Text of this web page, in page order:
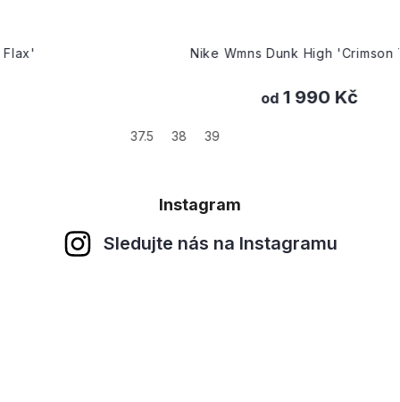
Nike Wmns Dunk High 'Crimson Tint'
Instagram
Sledujte nás na Instagramu